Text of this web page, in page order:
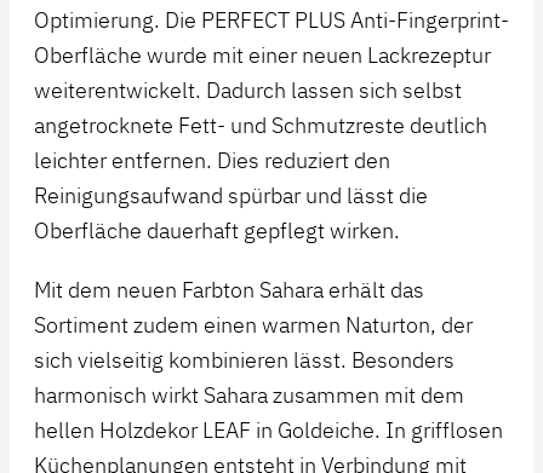
Optimierung. Die PERFECT PLUS Anti-Fingerprint-
Oberfläche wurde mit einer neuen Lackrezeptur
weiterentwickelt. Dadurch lassen sich selbst
angetrocknete Fett- und Schmutzreste deutlich
leichter entfernen. Dies reduziert den
Reinigungsaufwand spürbar und lässt die
Oberfläche dauerhaft gepflegt wirken.
Mit dem neuen Farbton Sahara erhält das
Sortiment zudem einen warmen Naturton, der
sich vielseitig kombinieren lässt. Besonders
harmonisch wirkt Sahara zusammen mit dem
hellen Holzdekor LEAF in Goldeiche. In grifflosen
Küchenplanungen entsteht in Verbindung mit